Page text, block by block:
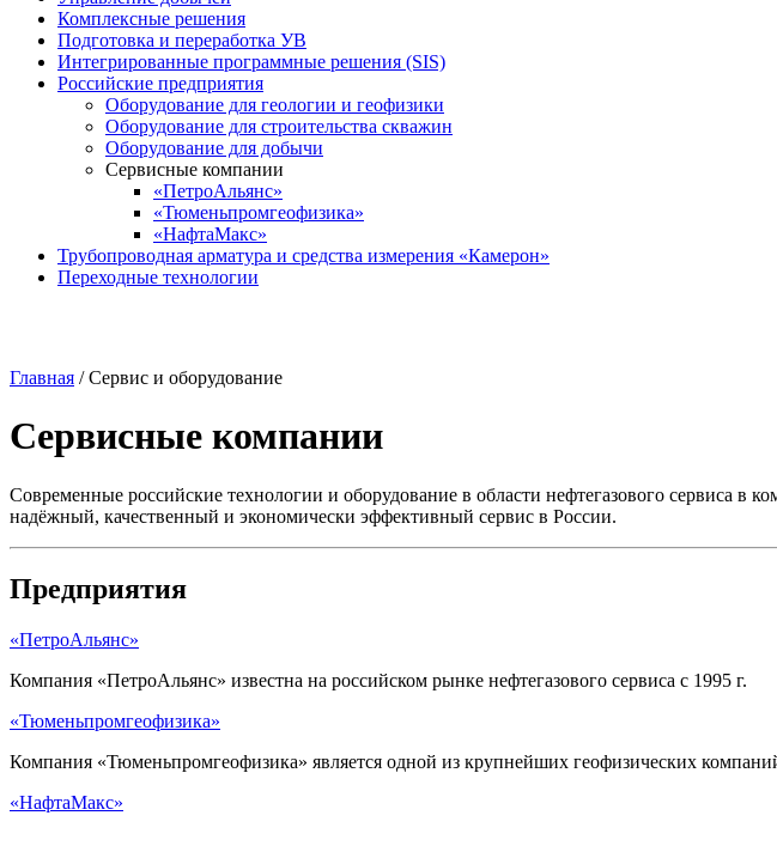
Комплексные решения
Подготовка и переработка УВ
Интегрированные программные решения (SIS)
Российские предприятия
Оборудование для геологии и геофизики
Оборудование для строительства скважин
Оборудование для добычи
Сервисные компании
«ПетроАльянс»
«Тюменьпромгеофизика»
«НафтаМакс»
Трубопроводная арматура и средства измерения «Камерон»
Переходные технологии
Главная /Сервис и оборудование
Сервисные компании
Современные российские технологии и оборудование в области нефтегазового сервиса
надёжный, качественный и экономически эффективный сервис в России.
Предприятия
«ПетроАльянс»
Компания «ПетроАльянс» известна на российском рынке нефтегазового сервиса с 1995 г.
«Тюменьпромгеофизика»
Компания «Тюменьпромгеофизика» является одной из крупнейших геофизических
«НафтаМакс»